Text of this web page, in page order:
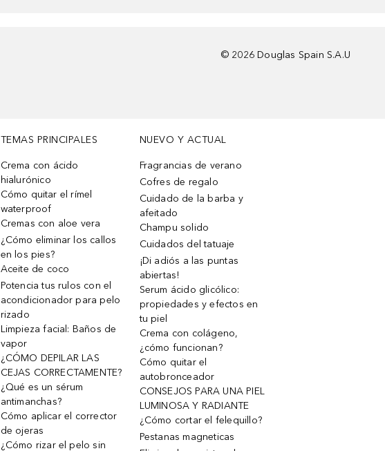
© 2026 Douglas Spain S.A.U
TEMAS PRINCIPALES
Crema con ácido
hialurónico
Cómo quitar el rímel
waterproof
Cremas con aloe vera
¿Cómo eliminar los callos
en los pies?
Aceite de coco
Potencia tus rulos con el
acondicionador para pelo
rizado
Limpieza facial: Baños de
vapor
¿CÓMO DEPILAR LAS
CEJAS CORRECTAMENTE?
¿Qué es un sérum
antimanchas?
Cómo aplicar el corrector
de ojeras
¿Cómo rizar el pelo sin
NUEVO Y ACTUAL
Fragrancias de verano
Cofres de regalo
Cuidado de la barba y
afeitado
Champu solido
Cuidados del tatuaje
¡Di adiós a las puntas
abiertas!
Serum ácido glicólico:
propiedades y efectos en
tu piel
Crema con colágeno,
¿cómo funcionan?
Cómo quitar el
autobronceador
CONSEJOS PARA UNA PIEL
LUMINOSA Y RADIANTE
¿Cómo cortar el felequillo?
Pestanas magneticas